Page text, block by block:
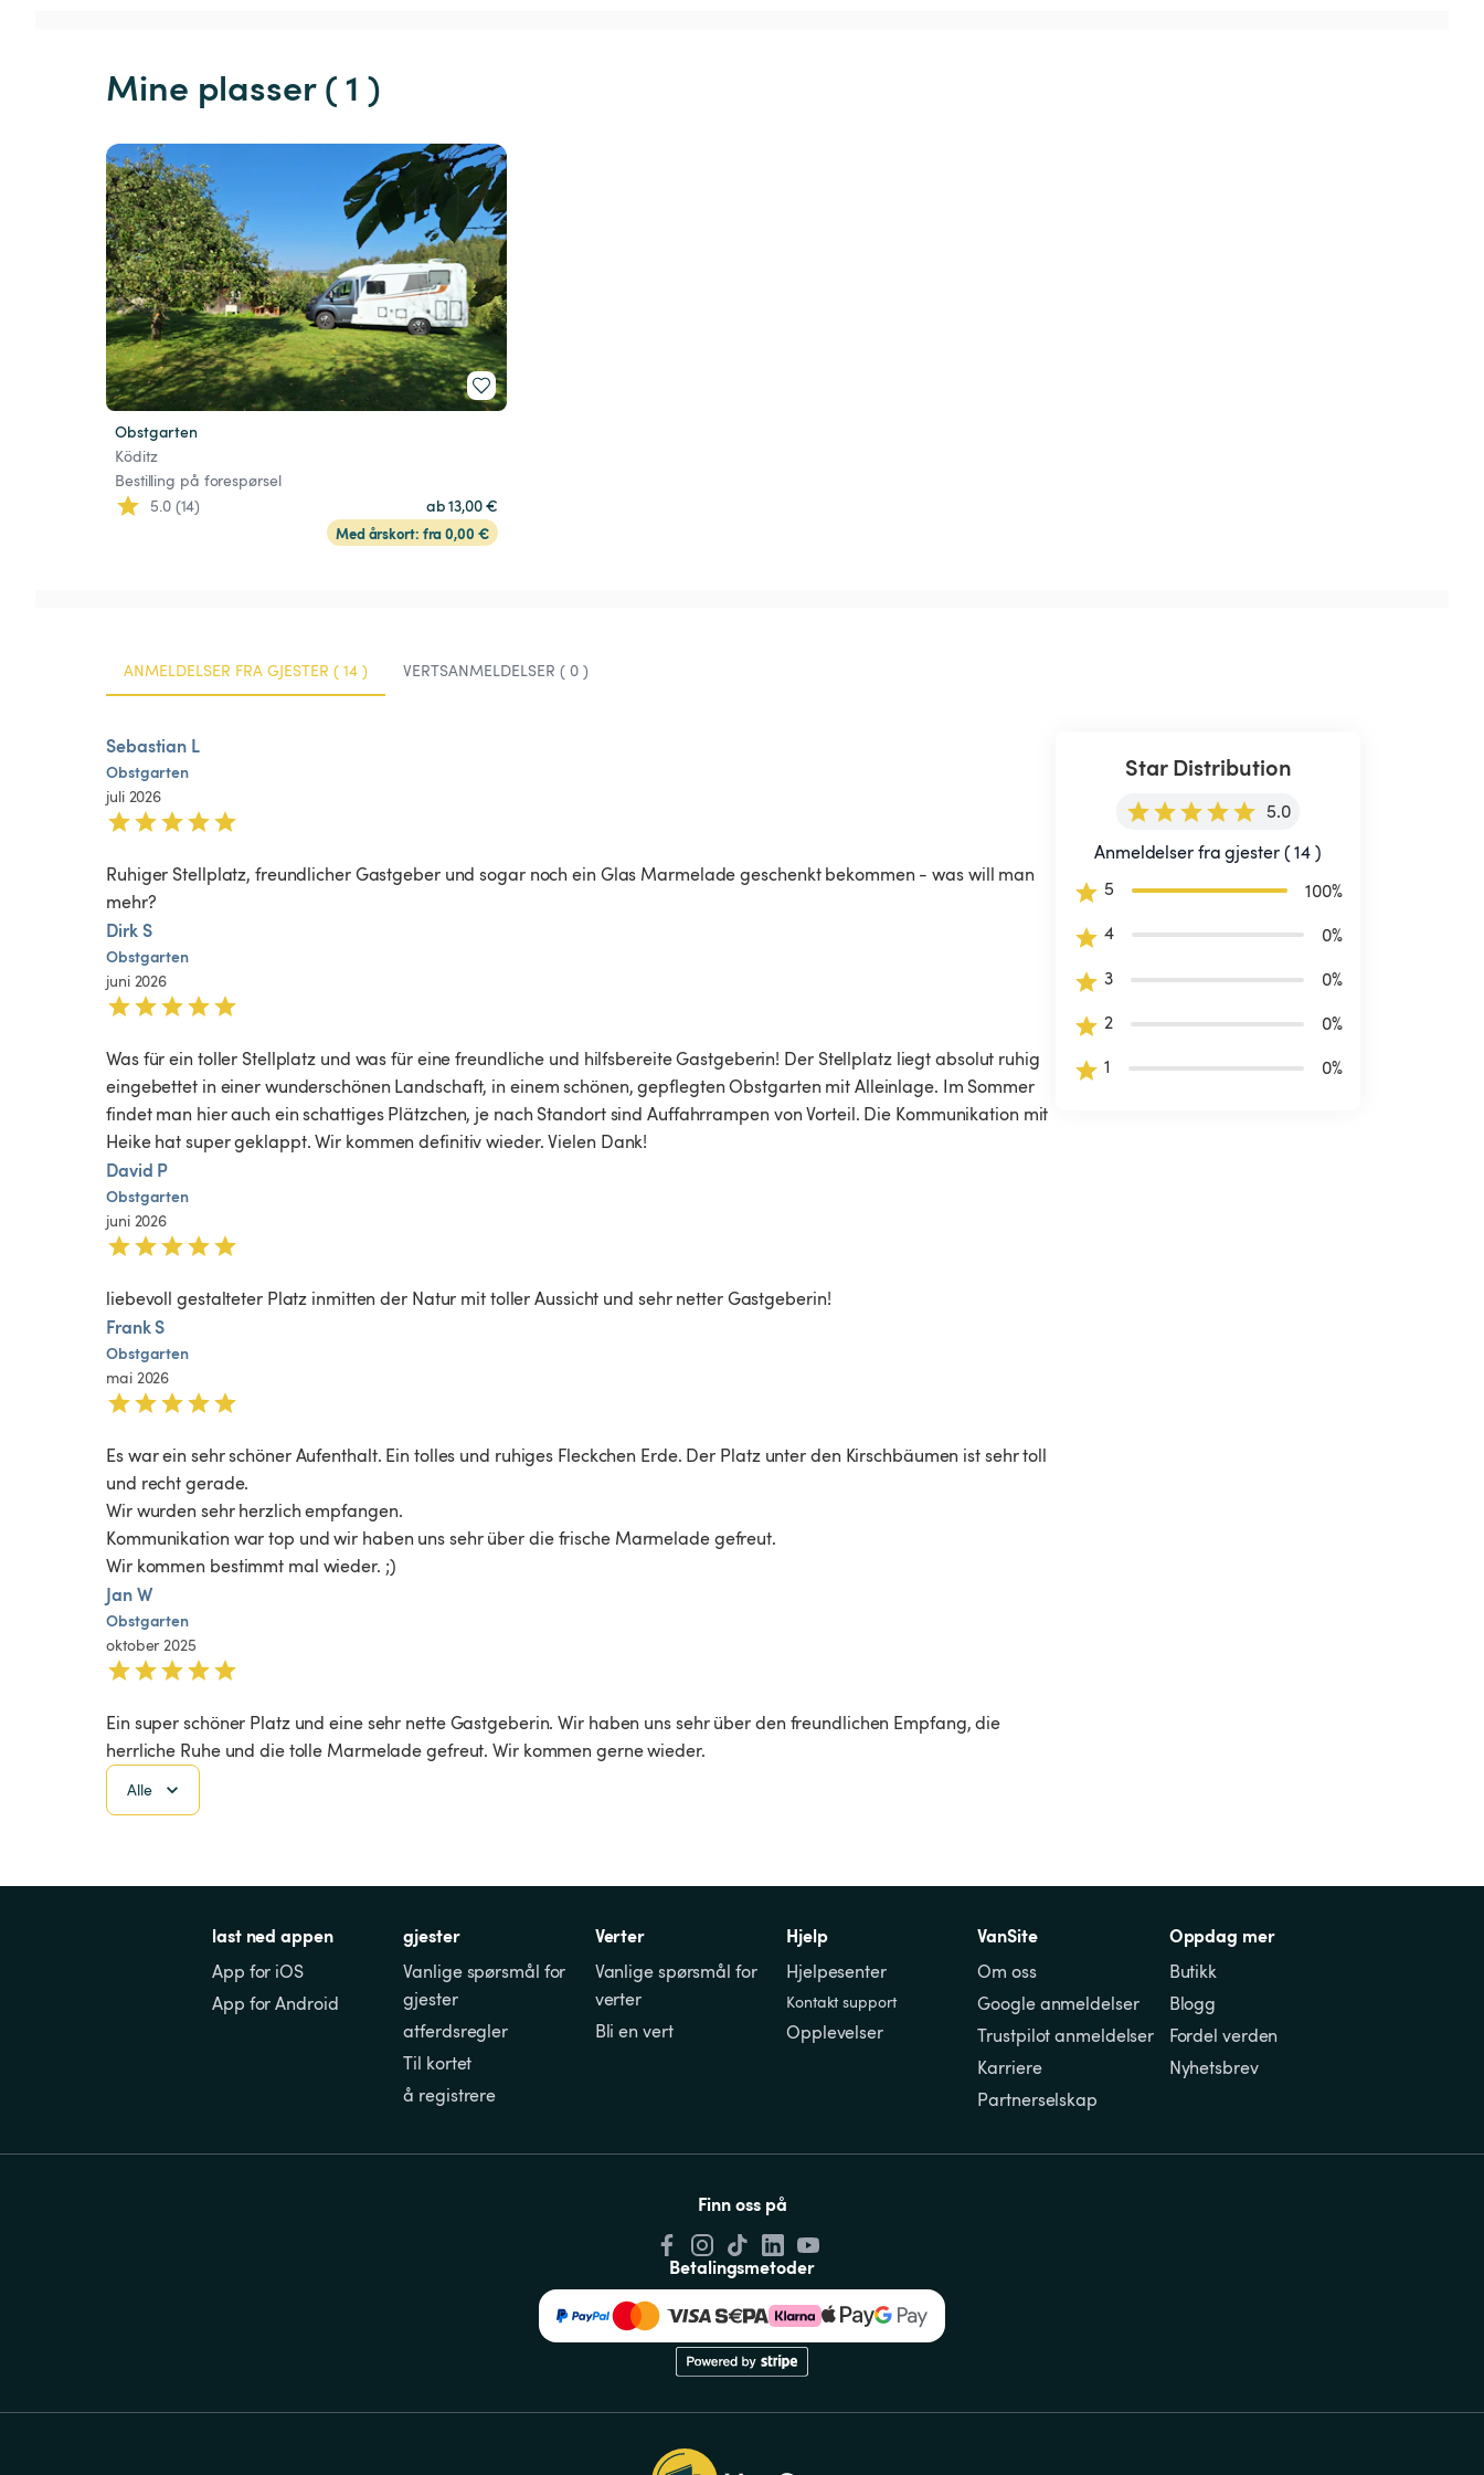
Mine plasser ( 1 )
Obstgarten
Köditz
Bestilling på forespørsel
5.0 (14)
ab 13,00 €
Med årskort: fra 0,00 €
ANMELDELSER FRA GJESTER ( 14 ) VERTSANMELDELSER ( 0 )
Sebastian L
Obstgarten
juli 2026
Ruhiger Stellplatz, freundlicher Gastgeber und sogar noch ein Glas Marmelade geschenkt bekommen - was will man
mehr?
Dirk S
Obstgarten
juni 2026
Was für ein toller Stellplatz und was für eine freundliche und hilfsbereite Gastgeberin! Der Stellplatz liegt absolut ruhig
eingebettet in einer wunderschönen Landschaft, in einem schönen, gepflegten Obstgarten mit Alleinlage. Im Sommer
findet man hier auch ein schattiges Plätzchen, je nach Standort sind Auffahrrampen von Vorteil. Die Kommunikation mit
Heike hat super geklappt. Wir kommen definitiv wieder. Vielen Dank!
David P
Obstgarten
juni 2026
liebevoll gestalteter Platz inmitten der Natur mit toller Aussicht und sehr netter Gastgeberin!
Frank S
Obstgarten
mai 2026
Es war ein sehr schöner Aufenthalt. Ein tolles und ruhiges Fleckchen Erde. Der Platz unter den Kirschbäumen ist sehr toll
und recht gerade.
Wir wurden sehr herzlich empfangen.
Kommunikation war top und wir haben uns sehr über die frische Marmelade gefreut.
Wir kommen bestimmt mal wieder. ;)
Jan W
Obstgarten
oktober 2025
Ein super schöner Platz und eine sehr nette Gastgeberin. Wir haben uns sehr über den freundlichen Empfang, die
herrliche Ruhe und die tolle Marmelade gefreut. Wir kommen gerne wieder.
Star Distribution
5.0
Anmeldelser fra gjester ( 14 )
5
100%
4
0%
3
0%
2
0%
1
0%
Alle
last ned appen
App for iOS
App for Android
gjester
Vanlige spørsmål for
gjester
atferdsregler
Til kortet
å registrere
Verter
Vanlige spørsmål for
verter
Bli en vert
Hjelp
Hjelpesenter
Kontakt support
Opplevelser
VanSite
Om oss
Google anmeldelser
Trustpilot anmeldelser
Karriere
Partnerselskap
Oppdag mer
Butikk
Blogg
Fordel verden
Nyhetsbrev
Finn oss på
Betalingsmetoder